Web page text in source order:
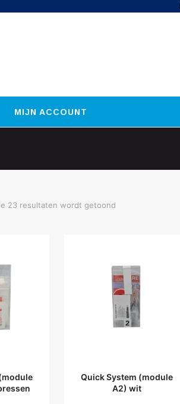
MIJN ACCOUNT
23 resultaten wordt getoond
Quick System (module
A2) wit